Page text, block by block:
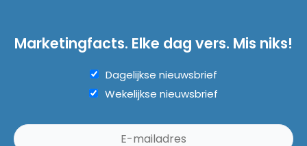
Marketingfacts. Elke dag vers. Mis niks!
Dagelijkse nieuwsbrief
Wekelijkse nieuwsbrief